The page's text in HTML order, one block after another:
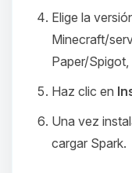
Elige la
Minecraft/
Paper/Spigot,
Haz clic en
Una vez
cargar Spark.